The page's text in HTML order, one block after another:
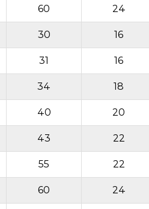
24
60
16
30
16
31
18
34
20
40
22
43
22
55
24
60